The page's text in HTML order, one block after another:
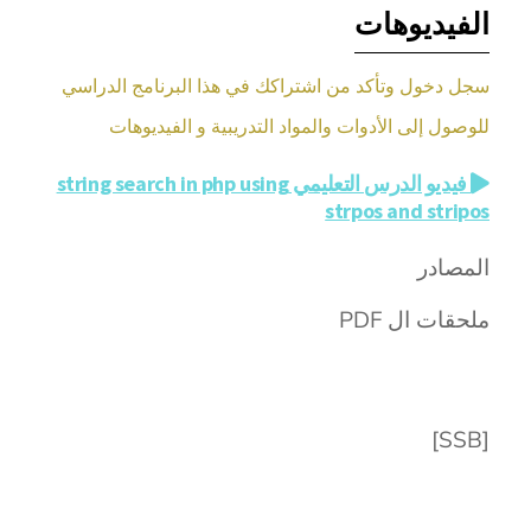
الفيديوهات
سجل دخول وتأكد من اشتراكك في هذا البرنامج الدراسي
للوصول إلى الأدوات والمواد التدريبية و الفيديوهات
فيديو الدرس التعليمي string search in php using
strpos and stripos
المصادر
ملحقات ال PDF
[SSB]